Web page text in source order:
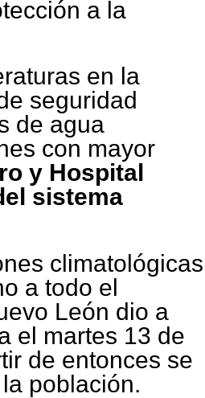
a la
en la
seguridad
de agua
con mayor
y Hospital
sistema
climatológicas
a todo el
León dio a
el martes 13 de
de entonces se
población.